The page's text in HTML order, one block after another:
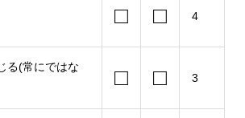
□ □ 4
る(常にではな
□ □ 3